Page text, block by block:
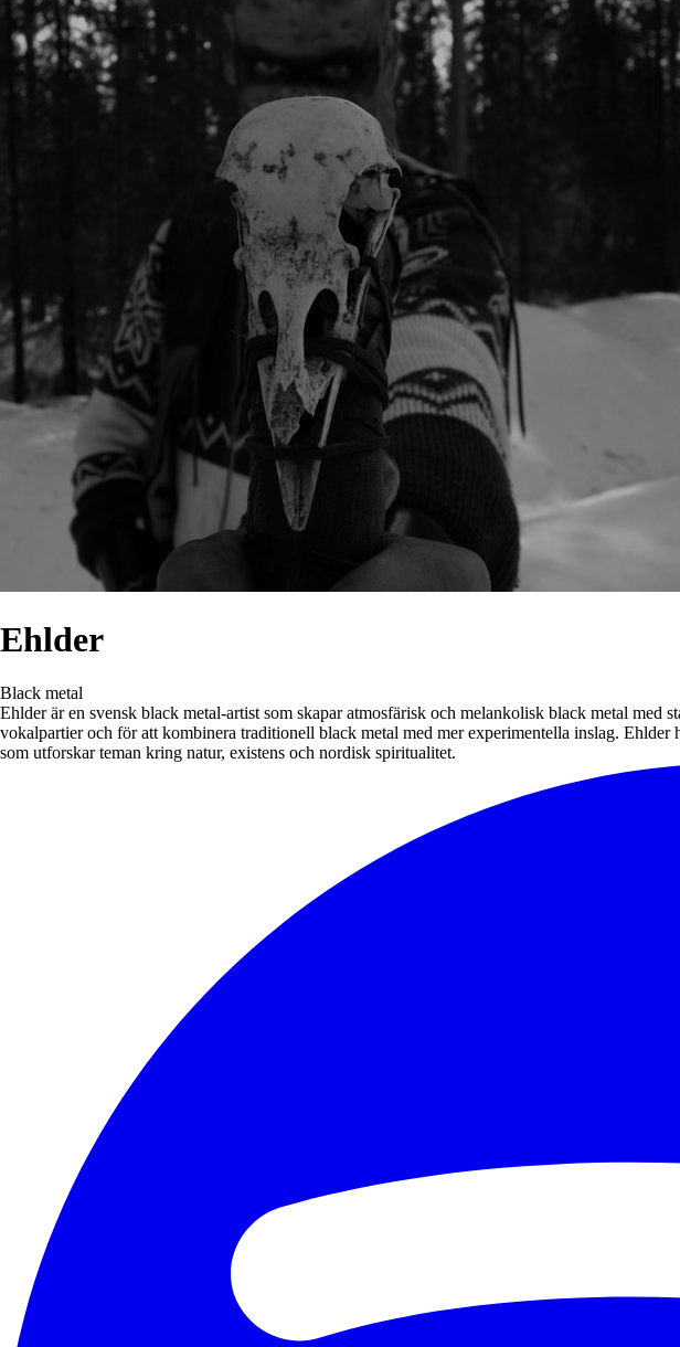
Ehlder
Black metal
Ehlder är en svensk black metal-artist som skapar atmosfärisk och melankolisk black metal
vokalpartier och för att kombinera traditionell black metal med mer experimentella inslag.
som utforskar teman kring natur, existens och nordisk spiritualitet.